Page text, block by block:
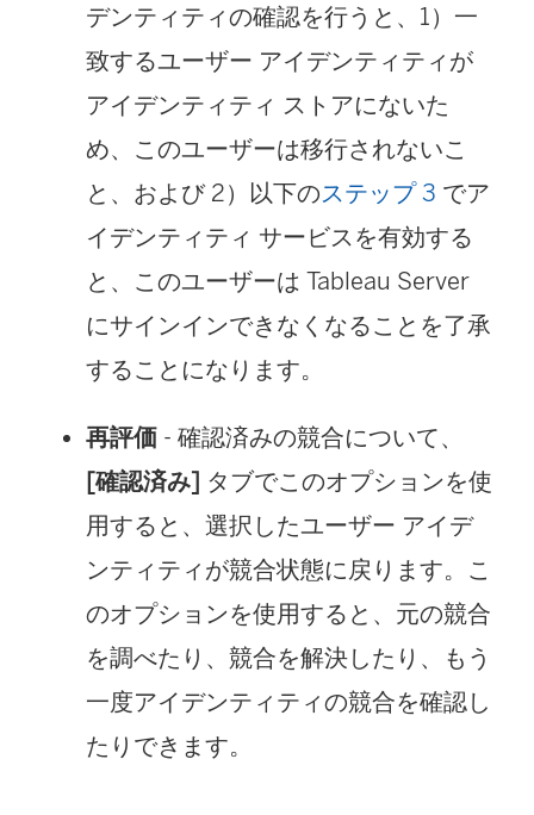
デンティティの確認を行うと、1）一
致するユーザー アイデンティティが
アイデンティティ ストアにないた
め、このユーザーは移行されないこ
と、および 2）以下のステップ 3 でア
イデンティティ サービスを有効する
と、このユーザーは Tableau Server
にサインインできなくなることを了承
することになります。
再評価 - 確認済みの競合について、
[確認済み] タブでこのオプションを使
用すると、選択したユーザー アイデ
ンティティが競合状態に戻ります。こ
のオプションを使用すると、元の競合
を調べたり、競合を解決したり、もう
一度アイデンティティの競合を確認し
たりできます。